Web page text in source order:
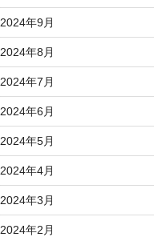
2024年9月
2024年8月
2024年7月
2024年6月
2024年5月
2024年4月
2024年3月
2024年2月